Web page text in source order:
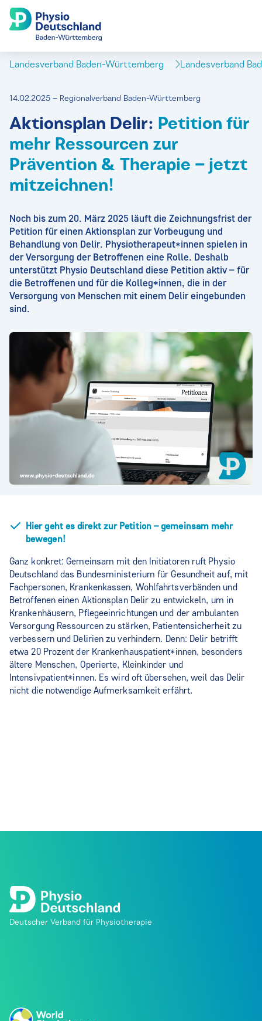
Landesverband Baden-Württemberg Landesverband
14.02.2025 – Regionalverband Baden-Württemberg
Aktionsplan Delir: Petition für
mehr Ressourcen zur
Prävention & Therapie – jetzt
mitzeichnen!
Noch bis zum 20. März 2025 läuft die Zeichnungsfrist der
Petition für einen Aktionsplan zur Vorbeugung und
Behandlung von Delir. Physiotherapeut*innen spielen in
der Versorgung der Betroffenen eine Rolle. Deshalb
unterstützt Physio Deutschland diese Petition aktiv – für
die Betroffenen und für die Kolleg*innen, die in der
Versorgung von Menschen mit einem Delir eingebunden
sind.
Hier geht es direkt zur Petition – gemeinsam mehr
bewegen!
Ganz konkret: Gemeinsam mit den Initiatoren ruft Physio
Deutschland das Bundesministerium für Gesundheit auf, mit
Fachpersonen, Krankenkassen, Wohlfahrtsverbänden und
Betroffenen einen Aktionsplan Delir zu entwickeln, um in
Krankenhäusern, Pflegeeinrichtungen und der ambulanten
Versorgung Ressourcen zu stärken, Patientensicherheit zu
verbessern und Delirien zu verhindern. Denn: Delir betrifft
etwa 20 Prozent der Krankenhauspatient*innen, besonders
ältere Menschen, Operierte, Kleinkinder und
Intensivpatient*innen. Es wird oft übersehen, weil das Delir
nicht die notwendige Aufmerksamkeit erfährt.
Deutscher Verband für Physiotherapie